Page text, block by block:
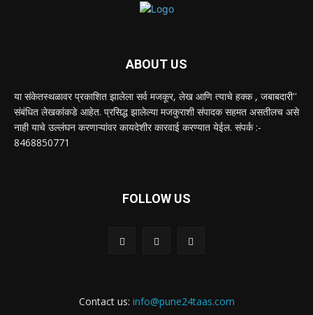
ABOUT US
या संकेतस्थळावर प्रकाशित झालेला सर्व मजकूर, लेख आणि त्याचे हक्क , जबाबदारी''
संबंधित लेखकांकडे आहेत. प्रसिद्ध झालेल्या मजकुराशी संपादक सहमत असतीलच असे
नाही याचे उल्लंघन करणाऱ्यांवर कायदेशीर कारवाई करण्यात येईल. संपर्क :-
8468850771
FOLLOW US
Contact us: info@pune24taas.com